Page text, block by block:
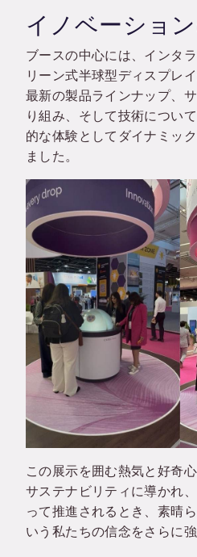
イノベーショ
ブースの中心には、インタ
リーン式半球型ディスプレ
最新の製品ラインナップ、
り組み、そして技術につい
的な体験としてダイナミッ
ました。
この展示を囲む熱気と好奇
サステナビリティに導かれ
って推進されるとき、素晴
いう私たちの信念をさらに